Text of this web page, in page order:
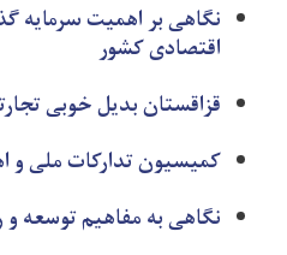
نگاهی بر اهمیت سرمایه
اقتصادی کشور
قزاقستان بدیل خوبی
کمیسیون تدارکات ملی و
نگاهی به مفاهیم توسعه